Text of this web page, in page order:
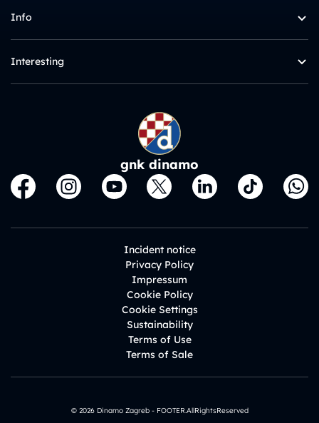
Info
Interesting
gnk dinamo
Incident notice
Privacy Policy
Impressum
Cookie Policy
Cookie Settings
Sustainability
Terms of Use
Terms of Sale
© 2026 Dinamo Zagreb - FOOTER.AllRightsReserved